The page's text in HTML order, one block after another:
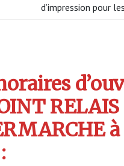
d’impression pour
à